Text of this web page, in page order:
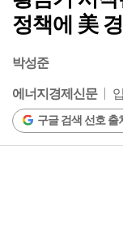
정책에 美
박성준
에너지경제신문
구글 검색 선호 출